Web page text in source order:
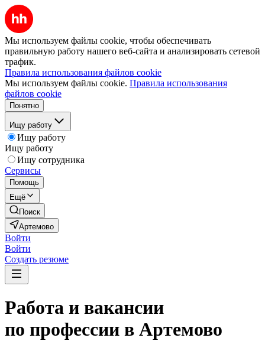
Мы используем файлы cookie, чтобы обеспечивать
правильную работу нашего веб-сайта и анализировать сетевой
трафик.
Правила использования файлов cookie
Мы используем файлы cookie. Правила использования
файлов cookie
Понятно
Ищу работу
Ищу работу
Ищу работу
Ищу сотрудника
Сервисы
Помощь
Ещё
Поиск
Артемово
Войти
Войти
Создать резюме
Работа и вакансии
по профессии в Артемово